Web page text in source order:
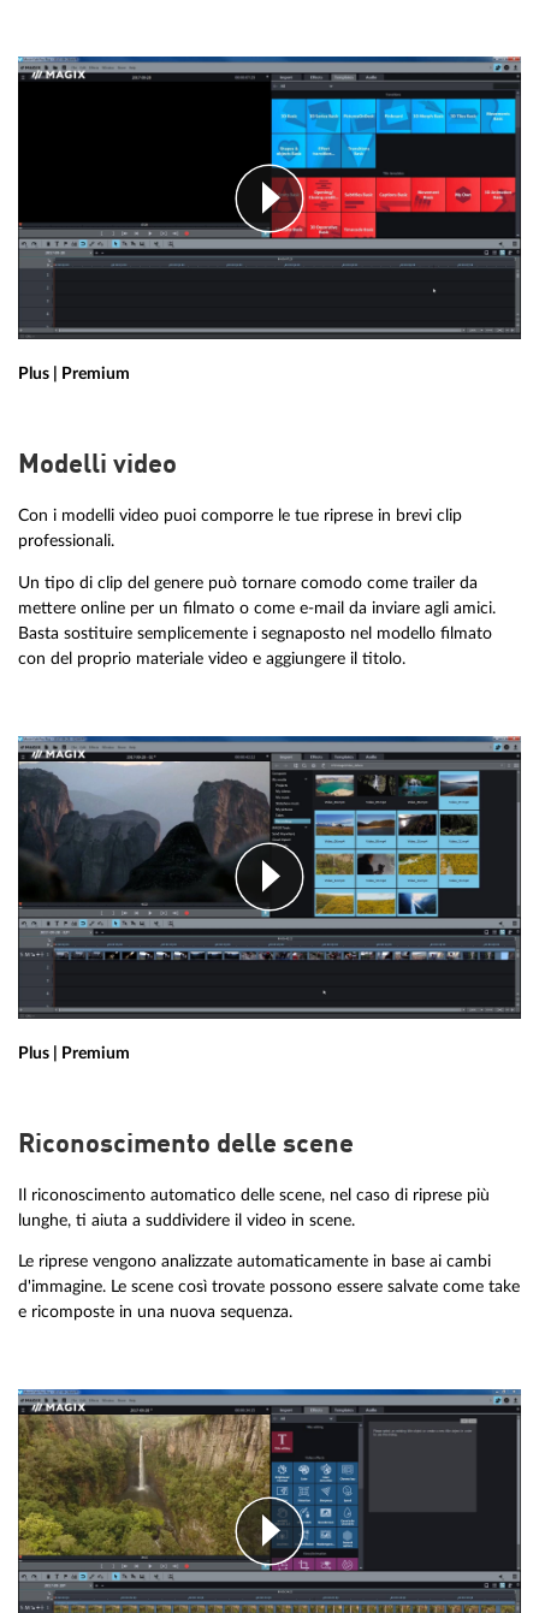
Plus | Premium
Modelli video
Con i modelli video puoi comporre le tue riprese in brevi clip
professionali.
Un tipo di clip del genere può tornare comodo come trailer da
mettere online per un filmato o come e-mail da inviare agli amici.
Basta sostituire semplicemente i segnaposto nel modello filmato
con del proprio materiale video e aggiungere il titolo.
Plus | Premium
Riconoscimento delle scene
Il riconoscimento automatico delle scene, nel caso di riprese più
lunghe, ti aiuta a suddividere il video in scene.
Le riprese vengono analizzate automaticamente in base ai cambi
d'immagine. Le scene così trovate possono essere salvate come take
e ricomposte in una nuova sequenza.